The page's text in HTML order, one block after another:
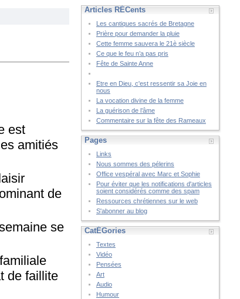
est
amitiés
de
se
de faillite
Articles RÉCents
Les cantiques sacrés de Bretagne
Prière pour demander la pluie
Cette femme sauvera le 21è siècle
Ce que le feu n’a pas pris
Fête de Sainte Anne
Etre en Dieu, c'est ressentir sa Joie en
nous
La vocation divine de la femme
La guérison de l’âme
Commentaire sur la fête des Rameaux
Pages
Links
Nous sommes des pélerins
Office vespéral avec Marc et Sophie
Pour éviter que les notifications d'articles
soient considérés comme des spam
Ressources chrétiennes sur le web
S'abonner au blog
CatÉGories
Textes
Vidéo
Pensées
Art
Audio
Humour